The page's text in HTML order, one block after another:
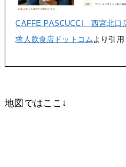
CAFFE PASCUCCI 西宮北口
求人飲食店ドットコム より引用
地図ではここ↓